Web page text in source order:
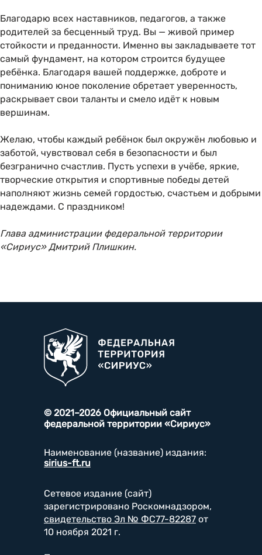
Благодарю всех наставников, педагогов, а также
родителей за бесценный труд. Вы — живой пример
стойкости и преданности. Именно вы закладываете тот
самый фундамент, на котором строится будущее
ребёнка. Благодаря вашей поддержке, доброте и
пониманию юное поколение обретает уверенность,
раскрывает свои таланты и смело идёт к новым
вершинам.
Желаю, чтобы каждый ребёнок был окружён любовью и
заботой, чувствовал себя в безопасности и был
безгранично счастлив. Пусть успехи в учёбе, яркие,
творческие открытия и спортивные победы детей
наполняют жизнь семей гордостью, счастьем и добрыми
надеждами. С праздником!
Глава администрации федеральной территории
«Сириус» Дмитрий Плишкин.
© 2021–2026 Официальный сайт
федеральной территории «Сириус»
Наименование (название) издания:
sirius-ft.ru
Сетевое издание (сайт)
зарегистрировано Роскомнадзором,
свидетельство Эл № ФС77-82287 от
10 ноября 2021 г.